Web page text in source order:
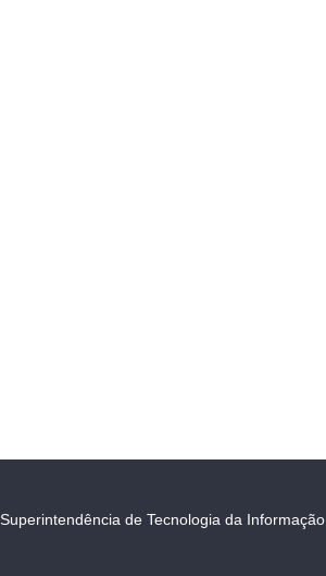
Superintendência de Tecnologia da Informação